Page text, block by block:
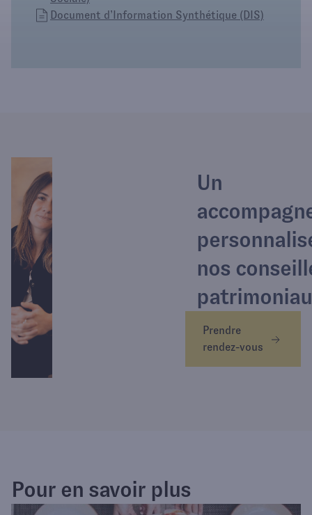
Document d’Information Synthétique (DIS)
Un
nos
Prendre
rendez-vous
Pour en savoir plus